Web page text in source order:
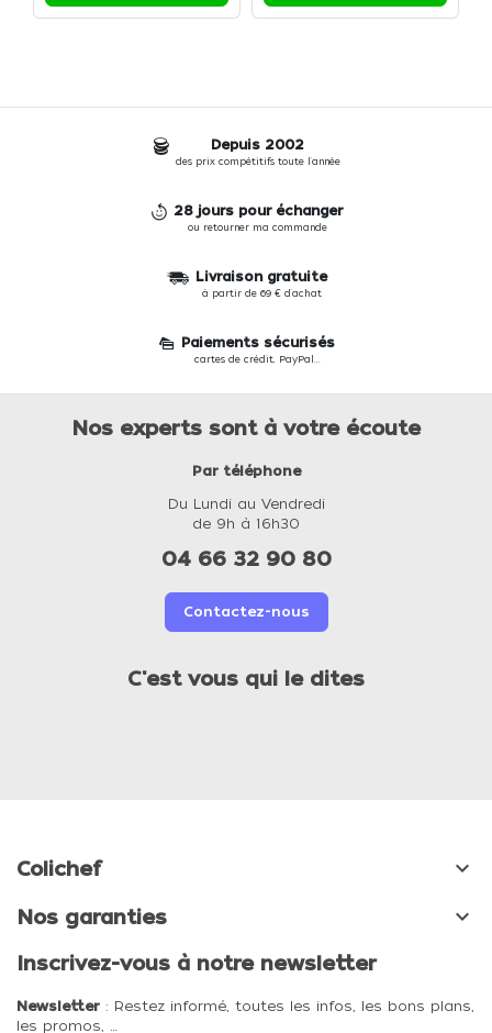
Depuis 2002
des prix compétitifs toute l'année
28 jours pour échanger
ou retourner ma commande
Livraison gratuite
à partir de 69 € d'achat
Paiements sécurisés
cartes de crédit, PayPal...
Nos experts sont à votre écoute
Par téléphone
Du Lundi au Vendredi
de 9h à 16h30
04 66 32 90 80
Contactez-nous
C'est vous qui le dites
Colichef 
Nos garanties 
Inscrivez-vous à notre newsletter
Newsletter : Restez informé, toutes les infos, les bons plans,
les promos, …